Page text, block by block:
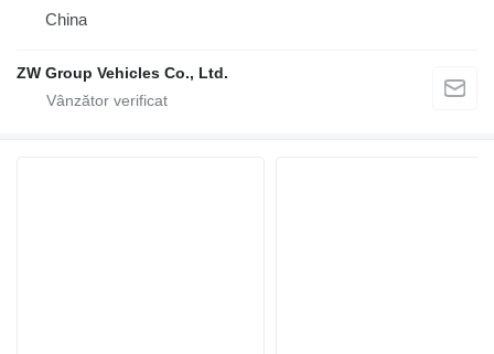
China
ZW Group Vehicles Co., Ltd.